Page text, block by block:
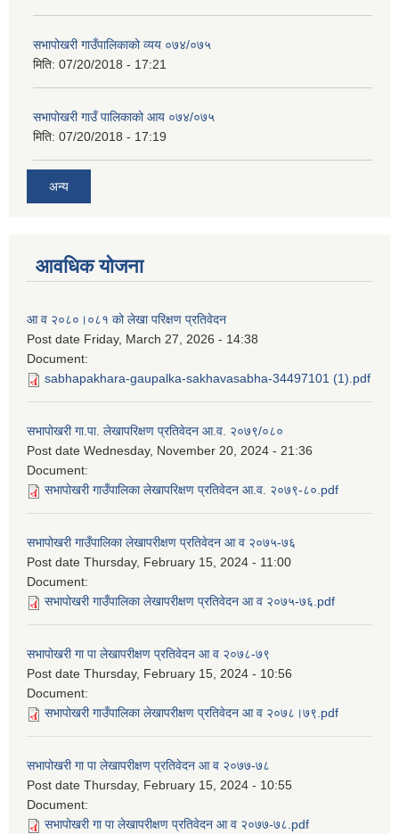
सभापोखरी गाउँपालिकाको व्यय ०७४/०७५
मिति: 07/20/2018 - 17:21
सभापोखरी गाउँ पालिकाको आय ०७४/०७५
मिति: 07/20/2018 - 17:19
अन्य
आवधिक योजना
आ व २०८०।०८१ को लेखा परिक्षण प्रतिवेदन
Post date Friday, March 27, 2026 - 14:38
Document:
sabhapakhara-gaupalka-sakhavasabha-34497101 (1).pdf
सभापोखरी गा.पा. लेखापरिक्षण प्रतिवेदन आ.व. २०७९/०८०
Post date Wednesday, November 20, 2024 - 21:36
Document:
सभापोखरी गाउँपालिका लेखापरिक्षण प्रतिवेदन आ.व. २०७९-८०.pdf
सभापोखरी गाउँपालिका लेखापरीक्षण प्रतिवेदन आ व २०७५-७६
Post date Thursday, February 15, 2024 - 11:00
Document:
सभापोखरी गाउँपालिका लेखापरीक्षण प्रतिवेदन आ व २०७५-७६.pdf
सभापोखरी गा पा लेखापरीक्षण प्रतिवेदन आ व २०७८-७९
Post date Thursday, February 15, 2024 - 10:56
Document:
सभापोखरी गाउँपालिका लेखापरीक्षण प्रतिवेदन आ व २०७८।७९.pdf
सभापोखरी गा पा लेखापरीक्षण प्रतिवेदन आ व २०७७-७८
Post date Thursday, February 15, 2024 - 10:55
Document:
सभापोखरी गा पा लेखापरीक्षण प्रतिवेदन आ व २०७७-७८.pdf